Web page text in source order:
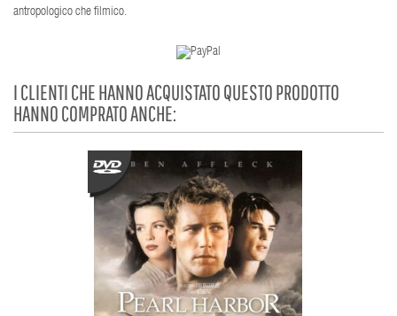
antropologico che filmico.
I CLIENTI CHE HANNO ACQUISTATO QUESTO PRODOTTO
HANNO COMPRATO ANCHE: